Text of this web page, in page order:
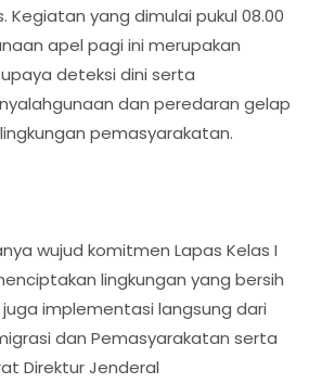
Kegiatan yang dimulai pukul 08.00
apel pagi ini merupakan
deteksi dini serta
dan peredaran gelap
pemasyarakatan.
wujud komitmen Lapas Kelas I
lingkungan yang bersih
implementasi langsung dari
dan Pemasyarakatan serta
Direktur Jenderal